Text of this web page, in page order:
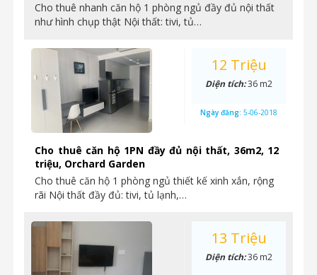
Cho thuê nhanh căn hộ 1 phòng ngủ đầy đủ nội thất
như hình chụp thật Nội thất: tivi, tủ…
Cho thuê căn hộ 1PN đầy đủ nội thất, 36m2, 12
triệu, Orchard Garden
Cho thuê căn hộ 1 phòng ngủ thiết kế xinh xắn, rộng
rãi Nội thất đầy đủ: tivi, tủ lạnh,…
12 Triệu
Diện tích:36 m2
Ngày đăng: 5-06-2018
13 Triệu
Diện tích:36 m2